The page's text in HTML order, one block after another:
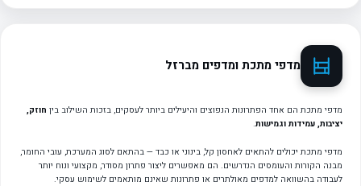
מדפי מתכת ומדפים מברזל
מדפי מתכת הם אחד הפתרונות הנפוצים והיעילים ביותר לעסקים, בזכות השילוב בין חוזק,
יציבות, עמידות וגמישות.
מדפי מתכת יכולים להתאים לאחסון קל, בינוני או כבד — בהתאם לסוג המערכת, עובי החומר,
מבנה הקורות והעומסים הנדרשים. הם מאפשרים ליצור פתרון מסודר, מקצועי ונוח יותר
לעבודה בהשוואה למדפים מאולתרים או פתרונות שאינם מותאמים לשימוש עסקי.